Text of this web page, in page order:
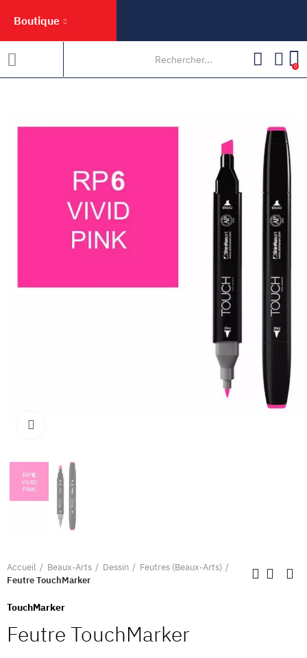
Boutique
0
Accueil Beaux-Arts Dessin
Feutres (Beaux-Arts)
Feutre TouchMarker
TouchMarker
Feutre TouchMarker